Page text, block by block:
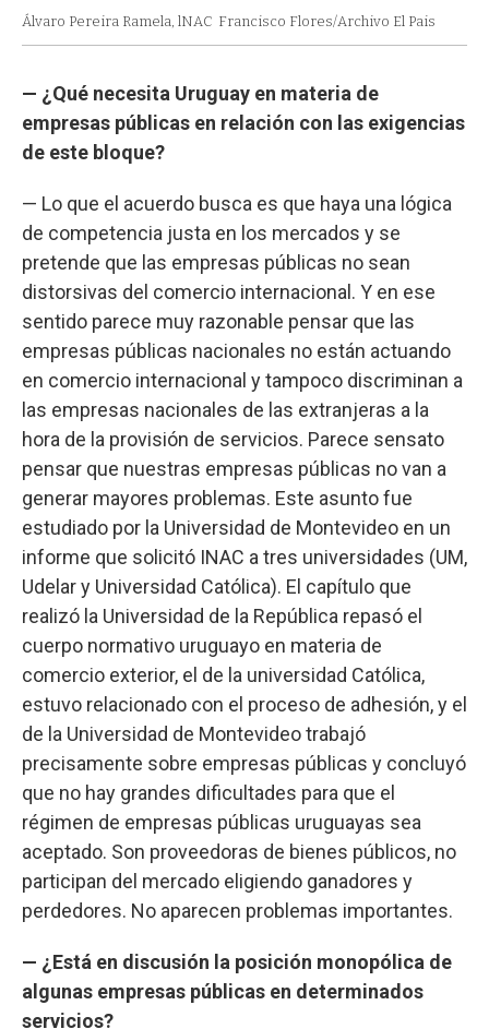
Álvaro Pereira Ramela, lNAC Francisco Flores/Archivo El Pais
— ¿Qué necesita Uruguay en materia de
empresas públicas en relación con las exigencias
de este bloque?
— Lo que el acuerdo busca es que haya una lógica
de competencia justa en los mercados y se
pretende que las empresas públicas no sean
distorsivas del comercio internacional. Y en ese
sentido parece muy razonable pensar que las
empresas públicas nacionales no están actuando
en comercio internacional y tampoco discriminan a
las empresas nacionales de las extranjeras a la
hora de la provisión de servicios. Parece sensato
pensar que nuestras empresas públicas no van a
generar mayores problemas. Este asunto fue
estudiado por la Universidad de Montevideo en un
informe que solicitó INAC a tres universidades (UM,
Udelar y Universidad Católica). El capítulo que
realizó la Universidad de la República repasó el
cuerpo normativo uruguayo en materia de
comercio exterior, el de la universidad Católica,
estuvo relacionado con el proceso de adhesión, y el
de la Universidad de Montevideo trabajó
precisamente sobre empresas públicas y concluyó
que no hay grandes dificultades para que el
régimen de empresas públicas uruguayas sea
aceptado. Son proveedoras de bienes públicos, no
participan del mercado eligiendo ganadores y
perdedores. No aparecen problemas importantes.
— ¿Está en discusión la posición monopólica de
algunas empresas públicas en determinados
servicios?